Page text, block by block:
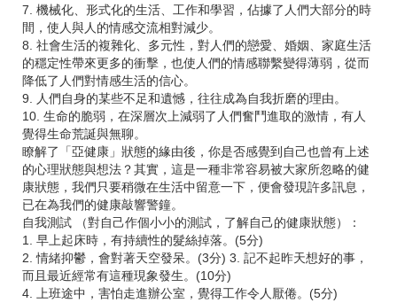
7. 機械化、形式化的生活、工作和學習，佔據了人們大部分的時
間，使人與人的情感交流相對減少。
8. 社會生活的複雜化、多元性，對人們的戀愛、婚姻、家庭生活
的穩定性帶來更多的衝擊，也使人們的情感聯繫變得薄弱，從而
降低了人們對情感生活的信心。
9. 人們自身的某些不足和遺憾，往往成為自我折磨的理由。
10. 生命的脆弱，在深層次上減弱了人們奮鬥進取的激情，有人
覺得生命荒誕與無聊。
瞭解了「亞健康」狀態的緣由後，你是否感覺到自己也曾有上述
的心理狀態與想法？其實，這是一種非常容易被大家所忽略的健
康狀態，我們只要稍微在生活中留意一下，便會發現許多訊息，
已在為我們的健康敲響警鐘。
自我測試 （對自己作個小小的測試，了解自己的健康狀態）：
1. 早上起床時，有持續性的髮絲掉落。(5分)
2. 情緒抑鬱，會對著天空發呆。(3分) 3. 記不起昨天想好的事，
而且最近經常有這種現象發生。(10分)
4. 上班途中，害怕走進辦公室，覺得工作令人厭倦。(5分)